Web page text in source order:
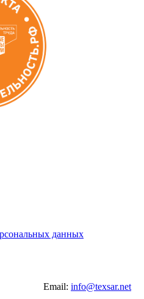
данных
Email: info@texsar.net